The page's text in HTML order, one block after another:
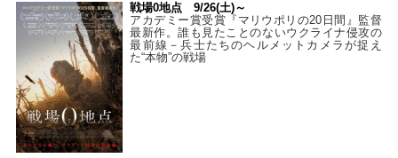
戦場0地点 9/26(土)～
アカデミー賞受賞『マリウポリの20日間』監督
最新作。誰も見たことのないウクライナ侵攻の
最前線－兵士たちのヘルメットカメラが捉え
た“本物”の戦場